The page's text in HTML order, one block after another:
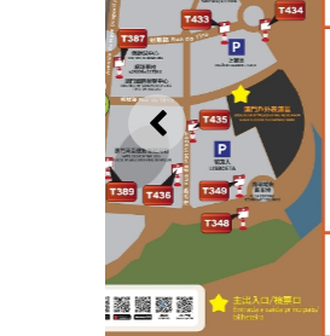
ANTERIOR